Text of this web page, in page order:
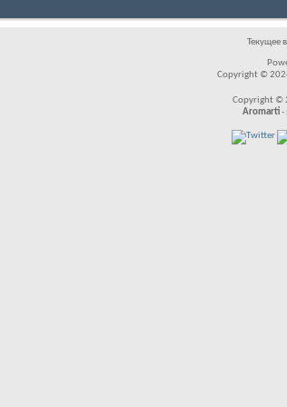
Текущее
Copyright ©
Copyright ©
Aromarti-